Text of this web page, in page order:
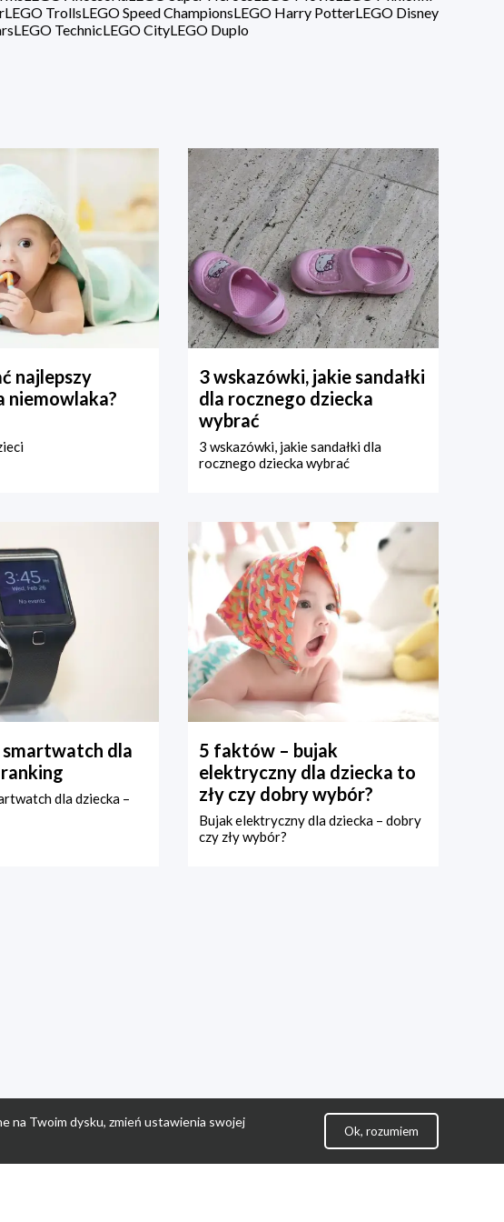
LEGO TrollsLEGO Speed ChampionsLEGO Harry PotterLEGO Disney
LEGO TechnicLEGO CityLEGO Duplo
najlepszy
niemowlaka?
3 wskazówki, jakie sandałki
dla rocznego dziecka
wybrać
3 wskazówki, jakie sandałki dla
rocznego dziecka wybrać
smartwatch dla
dla dziecka –
5 faktów – bujak
elektryczny dla dziecka to
zły czy dobry wybór?
Bujak elektryczny dla dziecka – dobry
czy zły wybór?
na Twoim dysku, zmień ustawienia swojej
Ok, rozumiem